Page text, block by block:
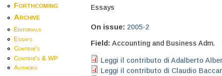
Forthcoming
Archive
Editorials
Essays
Contrib's
Contrib's & WP
Authors
Essays
On issue: 2005-2
Field: Accounting and Business Adm.
Leggi il contributo di Adalberto
Leggi il contributo di Claudio